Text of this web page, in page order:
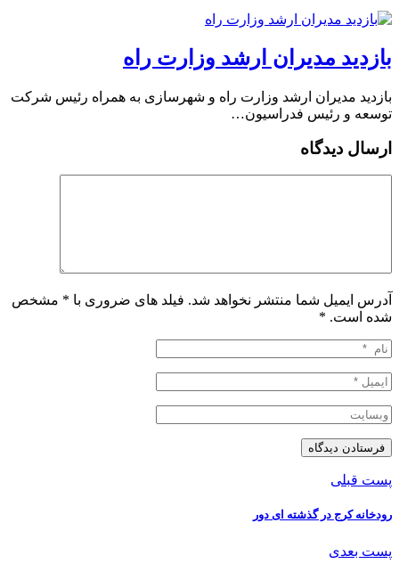
بازدید مدیران ارشد وزارت راه
بازدید مدیران ارشد وزارت راه و شهرسازی به همراه رئیس شرکت
توسعه و رئیس فدراسیون…
ارسال دیدگاه
آدرس ایمیل شما منتشر نخواهد شد. فیلد های ضروری با * مشخص
شده است. *
پست قبلی
رودخانه کرج در گذشته ای دور
پست بعدی